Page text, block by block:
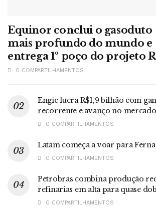
Equinor conclui o gasoduto
mais profundo do mundo e
entrega 1º poço do projeto
0 COMPARTILHAMENTOS
Engie lucra R$1,9 bilhão com
recorrente e avanço no
0 COMPARTILHAMENTOS
Latam começa a voar para
0 COMPARTILHAMENTOS
Petrobras combina produção
refinarias em alta para quase
0 COMPARTILHAMENTOS